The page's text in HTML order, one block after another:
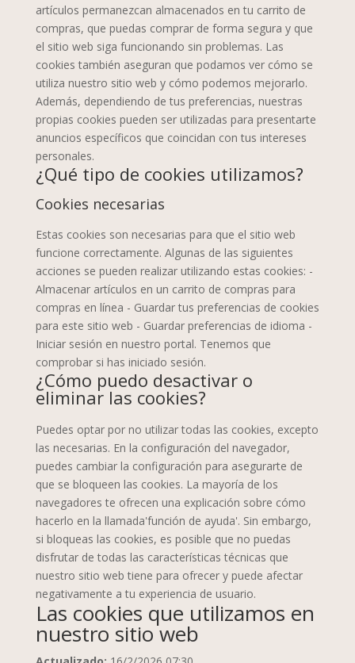
artículos permanezcan almacenados en tu carrito de
compras, que puedas comprar de forma segura y que
el sitio web siga funcionando sin problemas. Las
cookies también aseguran que podamos ver cómo se
utiliza nuestro sitio web y cómo podemos mejorarlo.
Además, dependiendo de tus preferencias, nuestras
propias cookies pueden ser utilizadas para presentarte
anuncios específicos que coincidan con tus intereses
personales.
¿Qué tipo de cookies utilizamos?
Cookies necesarias
Estas cookies son necesarias para que el sitio web
funcione correctamente. Algunas de las siguientes
acciones se pueden realizar utilizando estas cookies: -
Almacenar artículos en un carrito de compras para
compras en línea - Guardar tus preferencias de cookies
para este sitio web - Guardar preferencias de idioma -
Iniciar sesión en nuestro portal. Tenemos que
comprobar si has iniciado sesión.
¿Cómo puedo desactivar o
eliminar las cookies?
Puedes optar por no utilizar todas las cookies, excepto
las necesarias. En la configuración del navegador,
puedes cambiar la configuración para asegurarte de
que se bloqueen las cookies. La mayoría de los
navegadores te ofrecen una explicación sobre cómo
hacerlo en la llamada'función de ayuda'. Sin embargo,
si bloqueas las cookies, es posible que no puedas
disfrutar de todas las características técnicas que
nuestro sitio web tiene para ofrecer y puede afectar
negativamente a tu experiencia de usuario.
Las cookies que utilizamos en
nuestro sitio web